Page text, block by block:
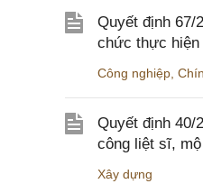
Quyết định 67/
chức thực hiện
Công nghiệp
Quyết định 40/
công liệt sĩ,
Xây dựng